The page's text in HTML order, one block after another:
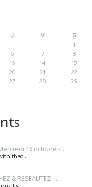
J V
S
1
6 7
8
13 14
15
20 21
22
27 28
29
16 octobre -...
that...
& RESEAUTEZ -...